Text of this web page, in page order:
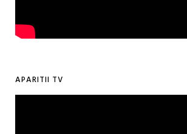
APARITII TV